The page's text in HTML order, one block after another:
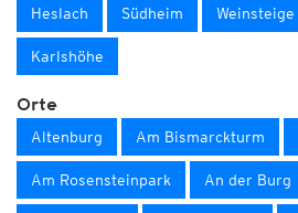
Heslach Südheim Weinsteige
Karlshöhe
Orte
Altenburg Am Bismarckturm
Am Rosensteinpark An der Burg